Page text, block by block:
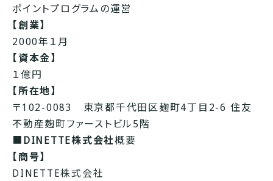
ポイントプログラムの運営
【創業】
2000年１月
【資本金】
１億円
【所在地】
〒102-0083 東京都千代田区麹町4丁目2-6 住友
不動産麹町ファーストビル5階
■DINETTE株式会社概要
【商号】
DINETTE株式会社